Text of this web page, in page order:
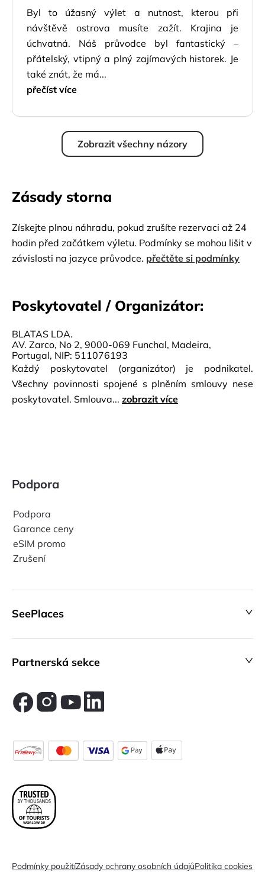
Byl to úžasný výlet a nutnost, kterou při
návštěvě ostrova musíte zažít. Krajina je
úchvatná. Náš průvodce byl fantastický –
přátelský, vtipný a plný zajímavých historek. Je
také znát, že má...
přečíst více
Zobrazit všechny názory
Zásady storna
Získejte plnou náhradu, pokud zrušíte rezervaci až 24
hodin před začátkem výletu. Podmínky se mohou lišit v
závislosti na jazyce průvodce. přečtěte si podmínky
Poskytovatel / Organizátor:
BLATAS LDA.
AV. Zarco, No 2, 9000-069 Funchal, Madeira,
Portugal, NIP: 511076193
Každý poskytovatel (organizátor) je podnikatel.
Všechny povinnosti spojené s plněním smlouvy nese
poskytovatel. Smlouva... zobrazit více
Podpora
Podpora
Garance ceny
eSIM promo
Zrušení
SeePlaces
Partnerská sekce
Podmínky použitíZásady ochrany osobních údajůPolitika cookies